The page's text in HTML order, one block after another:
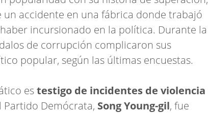
accidente en una fábrica donde trabajó
incursionado en la política. Durante la
de corrupción complicaron sus
popular, según las últimas encuestas.
estestigo de incidentes de violencia
Partido Demócrata, Song Young-gil, fue